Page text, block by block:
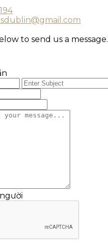
to send us a message.